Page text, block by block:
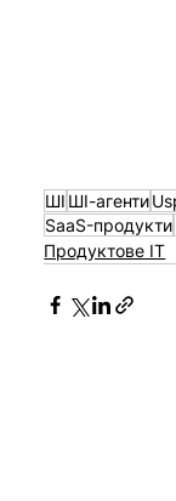
ШІ ШІ-агенти
SaaS-продукти
Продуктове IT